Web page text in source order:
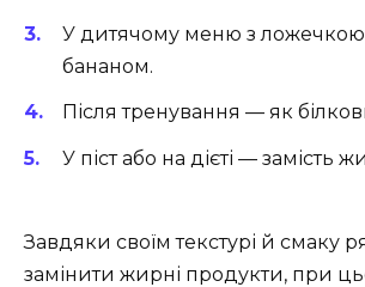
У дитячому меню з ложечкою
бананом.
Після тренування — як
У піст або на дієті — замість
Завдяки своїм текстурі й смаку
замінити жирні продукти, при